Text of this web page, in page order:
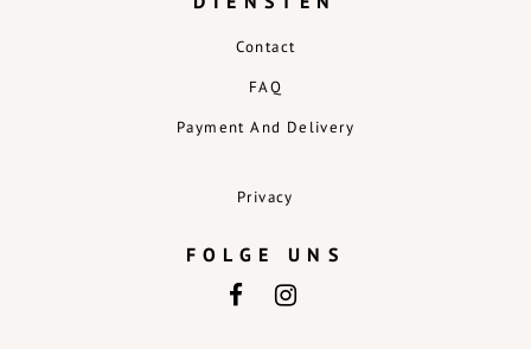
Contact
FAQ
Payment And Delivery
Privacy
FOLGE UNS